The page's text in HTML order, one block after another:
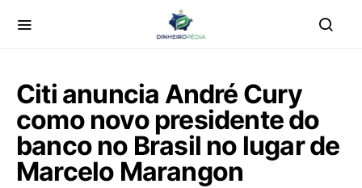
Citi anuncia André Cury
como novo presidente do
banco no Brasil no lugar de
Marcelo Marangon